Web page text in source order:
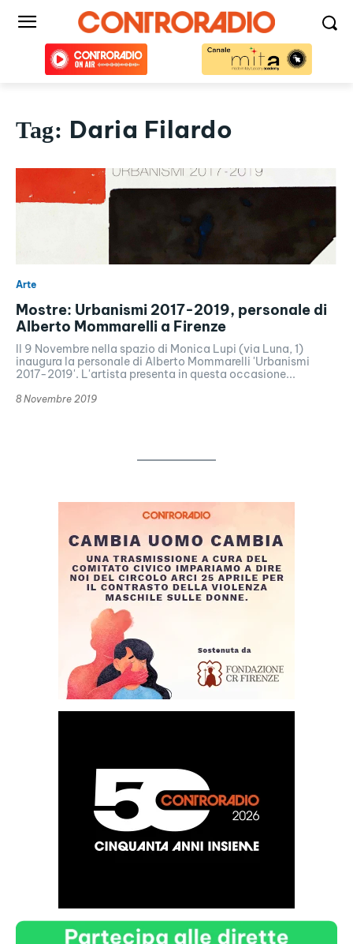
Tag: Daria Filardo
Arte
Mostre: Urbanismi 2017-2019, personale di
Alberto Mommarelli a Firenze
Il 9 Novembre nella spazio di Monica Lupi (via Luna, 1)
inaugura la personale di Alberto Mommarelli 'Urbanismi
2017-2019'. L'artista presenta in questa occasione...
8 Novembre 2019